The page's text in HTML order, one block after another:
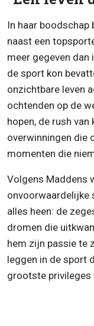
In haar boodschap
naast een
meer gegeven dan
de sport kon
onzichtbare leven
ochtenden op de
hopen, de rush
overwinningen die
momenten die
Volgens Maddens
onvoorwaardelijke
alles heen: de
dromen die
hem zijn passie te
leggen in de sport
grootste privileges